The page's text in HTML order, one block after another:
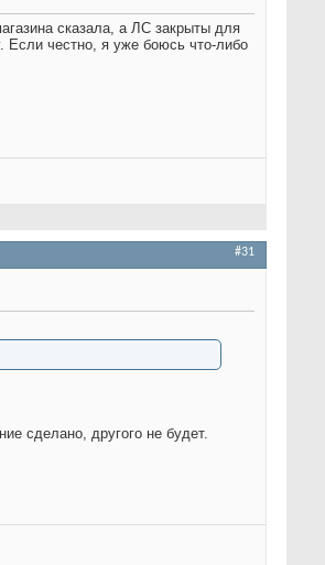
сказала, а ЛС закрыты для
Если честно, я уже боюсь что-либо
#31
сделано, другого не будет.